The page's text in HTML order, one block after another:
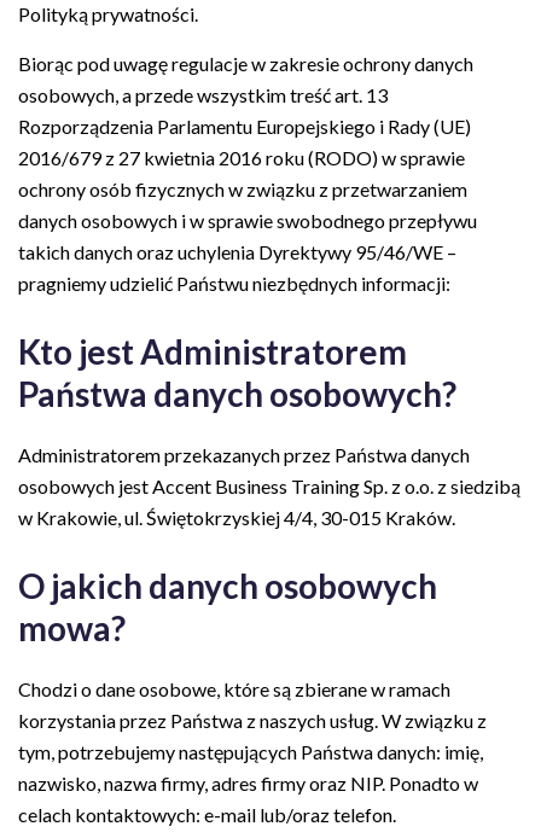
Polityką prywatności.
Biorąc pod uwagę regulacje w zakresie ochrony danych
osobowych, a przede wszystkim treść art. 13
Rozporządzenia Parlamentu Europejskiego i Rady (UE)
2016/679 z 27 kwietnia 2016 roku (RODO) w sprawie
ochrony osób fizycznych w związku z przetwarzaniem
danych osobowych i w sprawie swobodnego przepływu
takich danych oraz uchylenia Dyrektywy 95/46/WE –
pragniemy udzielić Państwu niezbędnych informacji:
Kto jest Administratorem
Państwa danych osobowych?
Administratorem przekazanych przez Państwa danych
osobowych jest Accent Business Training Sp. z o.o. z siedzibą
w Krakowie, ul. Świętokrzyskiej 4/4, 30-015 Kraków.
O jakich danych osobowych
mowa?
Chodzi o dane osobowe, które są zbierane w ramach
korzystania przez Państwa z naszych usług. W związku z
tym, potrzebujemy następujących Państwa danych: imię,
nazwisko, nazwa firmy, adres firmy oraz NIP. Ponadto w
celach kontaktowych: e-mail lub/oraz telefon.